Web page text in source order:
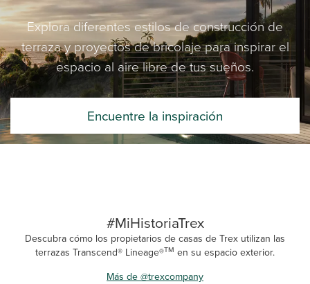
Explora diferentes estilos de construcción de
terraza y proyectos de bricolaje para inspirar el
espacio al aire libre de tus sueños.
Encuentre la inspiración
#MiHistoriaTrex
Descubra cómo los propietarios de casas de Trex utilizan las
terrazas Transcend® Lineage®TM en su espacio exterior.
Más de @trexcompany